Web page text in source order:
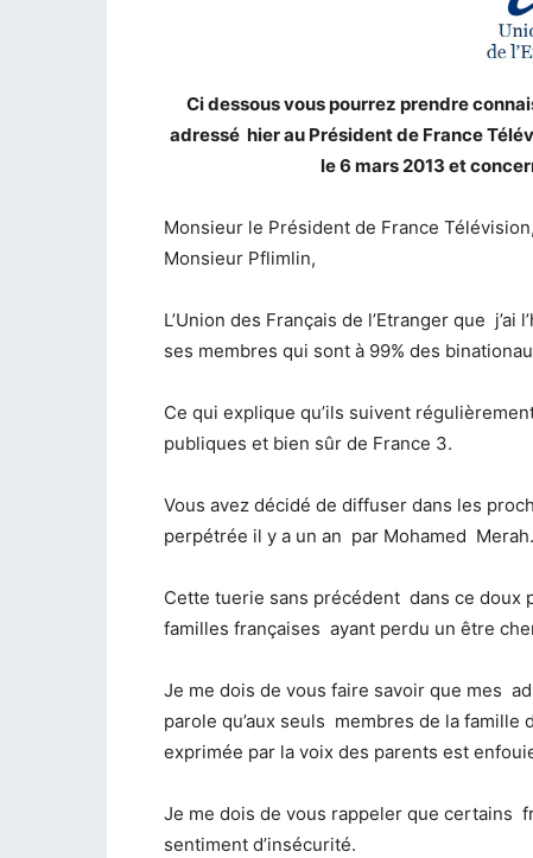
Ci dessous vous pourrez prendre
adressé hier au Président de France
le 6 mars 2013 et
Monsieur le Président de France Télévision,
Monsieur Pflimlin,
L’Union des Français de l’Etranger que
ses membres qui sont à 99% des
Ce qui explique qu’ils suivent
publiques et bien sûr de France 3.
Vous avez décidé de diffuser dans les
perpétrée il y a un an par Mohamed Merah.
Cette tuerie sans précédent dans ce doux
familles françaises ayant perdu un être
Je me dois de vous faire savoir que mes
parole qu’aux seuls membres de la
exprimée par la voix des parents est
Je me dois de vous rappeler que certains
sentiment d’insécurité.